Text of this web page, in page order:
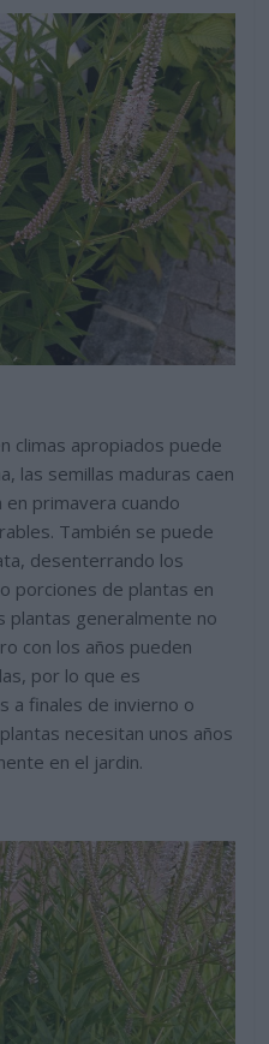
climas apropiados puede
las semillas maduras caen
primavera cuando
También se puede
desenterrando los
porciones de plantas en
plantas generalmente no
con los años pueden
por lo que es
a finales de invierno o
necesitan unos años
en el jardin.